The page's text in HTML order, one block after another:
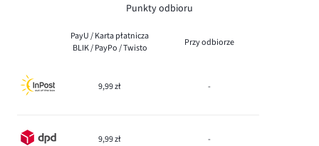
Punkty odbioru
PayU / Karta płatnicza
BLIK / PayPo / Twisto
Przy odbiorze
9,99 zł -
9,99 zł -